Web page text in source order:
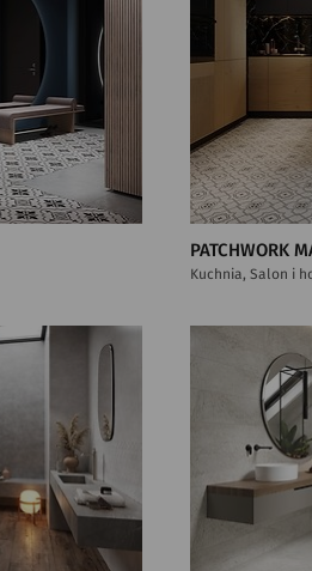
PATCHWORK
Kuchnia, Salon i